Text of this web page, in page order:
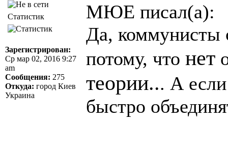
Статистик
Зарегистрирован:
Ср мар 02, 2016 9:27
am
Сообщения: 275
Откуда: город Киев
Украина
МЮЕ писал(а):
Да, коммунисты
потому, что нет
теории... А
быстро